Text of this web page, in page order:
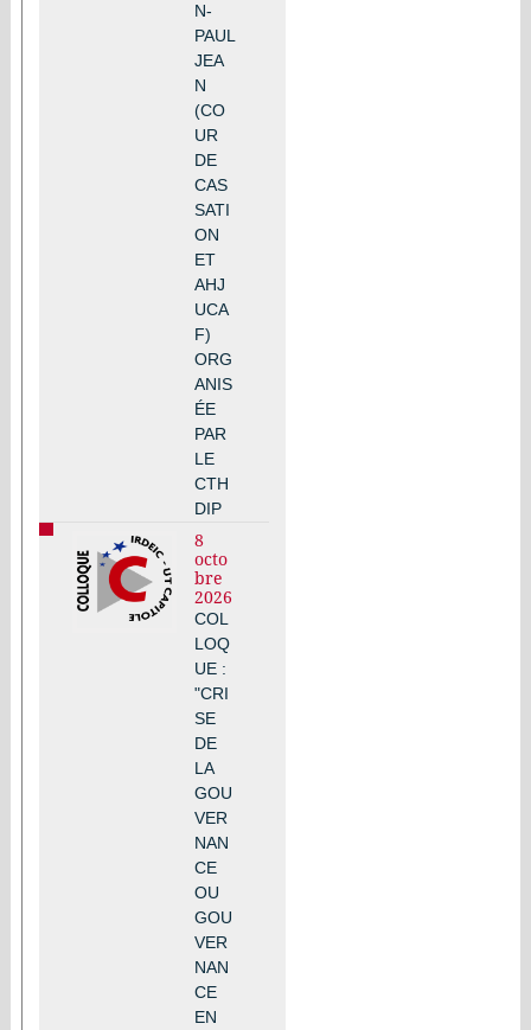
N-
PAUL
JEA
N
(CO
UR
DE
CAS
SATI
ON
ET
AHJ
UCA
F)
ORG
ANIS
ÉE
PAR
LE
CTH
DIP
8
octo
bre
2026
COL
LOQ
UE :
"CRI
SE
DE
LA
GOU
VER
NAN
CE
OU
GOU
VER
NAN
CE
EN